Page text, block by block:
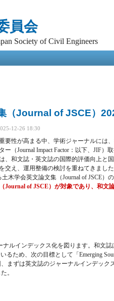
ン
員会
Society of Civil Engineers
（Journal of JSCE）
12-26 18:30
要性が高まる中、学術ジャーナルには
（Journal Impact Factor：以下、JIF）
、和文誌・英文誌の国際的評価向上と
交え、運用整備の検討を重ねてきました
木学会英文論文集（Journal of JSCE）
Journal of JSCE）が対象であり、和文
ルインデックス化を図ります。和文
るため、次の目標として「Emerging
まずは英文誌のジャーナルインデッ
。